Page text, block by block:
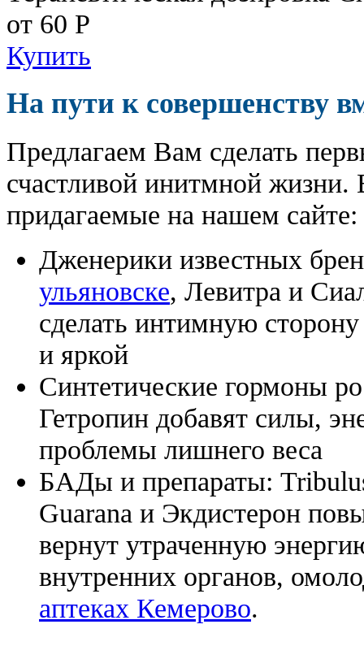
от 60 Р
Купить
На пути к совершенству
Предлагаем Вам сделать
счастливой инитмной жизни.
придагаемые на нашем сайте:
Дженерики известных
ульяновске, Левитра и
сделать интимную
и яркой
Синтетические гормоны
Гетропин добавят силы,
проблемы лишнего веса
БАДы и препараты:
Guarana и Экдистерон
вернут утраченную
внутренних органов,
аптеках Кемерово.